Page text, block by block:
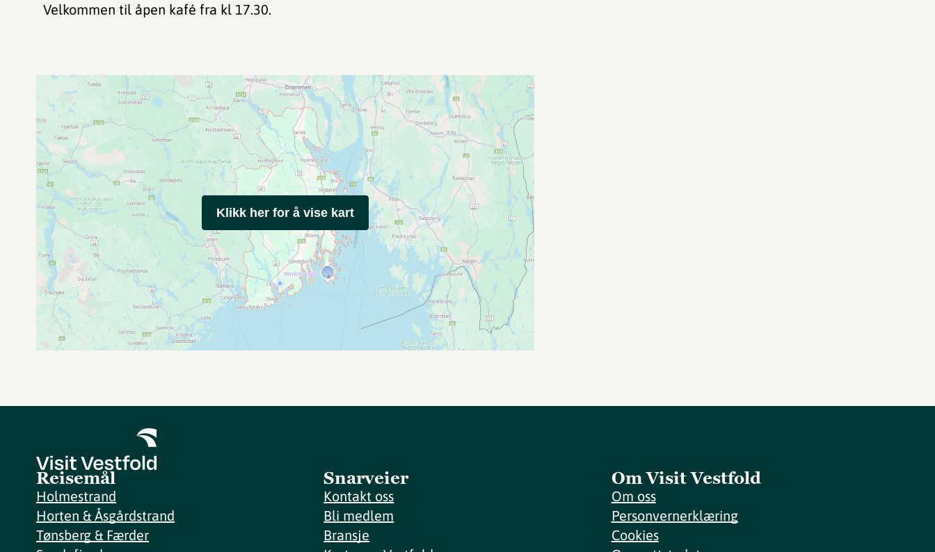
Velkommen til åpen kafé fra kl 17.30.
Klikk her for å vise kart
Reisemål
Holmestrand
Horten & Åsgårdstrand
Tønsberg & Færder
Snarveier
Kontakt oss
Bli medlem
Bransje
Om Visit Vestfold
Om oss
Personvernerklæring
Cookies